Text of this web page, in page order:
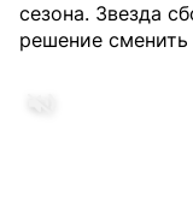
сезона. Звезда
решение